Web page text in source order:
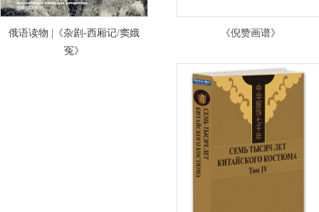
俄语读物 |《杂剧-西厢记/窦娥
冤》
《倪赞画谱》